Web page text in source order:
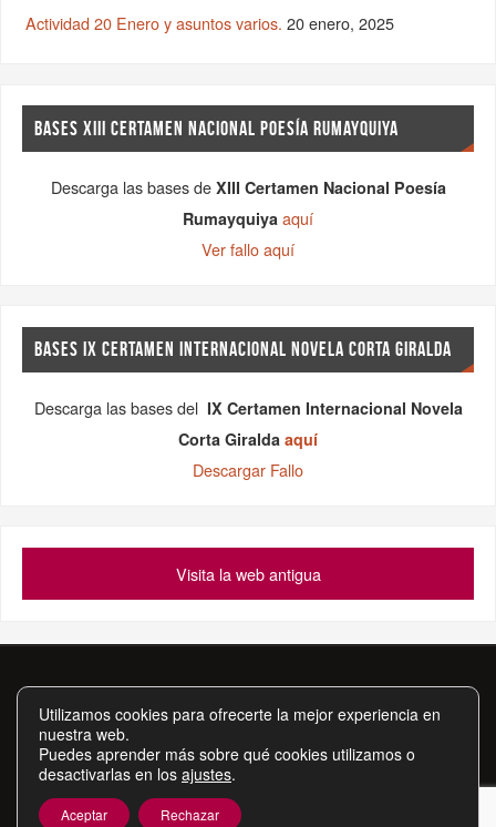
Actividad 20 Enero y asuntos varios. 20 enero, 2025
BASES XIII CERTAMEN NACIONAL POESÍA RUMAYQUIYA
Descarga las bases de XIII Certamen Nacional Poesía
Rumayquiya aquí
Ver fallo aquí
BASES IX CERTAMEN INTERNACIONAL NOVELA CORTA GIRALDA
Descarga las bases del IX Certamen Internacional Novela
Corta Giralda aquí
Descargar Fallo
Visita la web antigua
Asociación Cultural Artístico-Literaria Itimad
Apartado de Correos 276, 41080, Sevilla Tf.
639 49 33 99 - 648 06 52 73 - 659 54 45 97 - 630 10 15 13
asociacionitimad@hotmail.com
Inscrita en el Registro de Asociaciones de la Junta de Andalucía
Utilizamos cookies para ofrecerte la mejor experiencia en
nuestra web.
Puedes aprender más sobre qué cookies utilizamos o
desactivarlas en los ajustes.
Aceptar Rechazar